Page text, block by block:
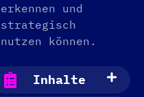
erkennen und
strategisch
nutzen können.
Inhalte